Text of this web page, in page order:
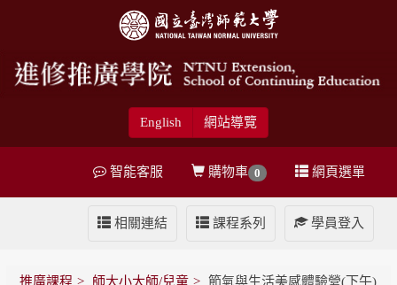
English 網站導覽
網頁選單
購物車 0
智能客服
學員登入
課程系列
相關連結
推廣課程 師大小大師/兒童 節氣與生活美感體驗營(下午)